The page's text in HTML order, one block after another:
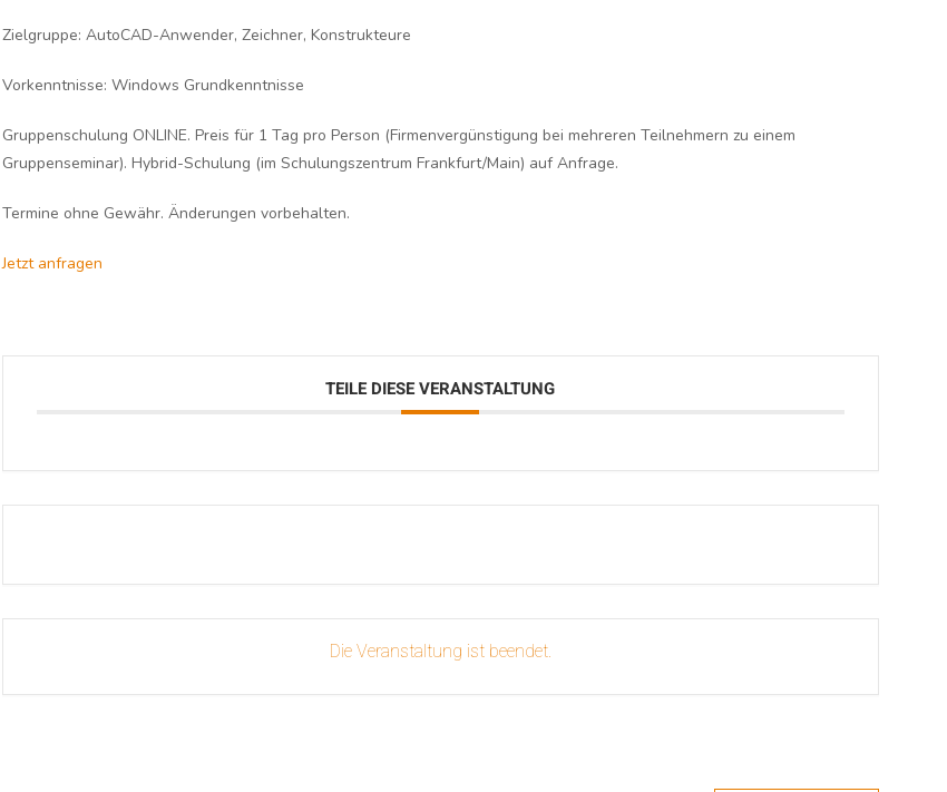
Zielgruppe: AutoCAD-Anwender, Zeichner, Konstrukteure
Vorkenntnisse: Windows Grundkenntnisse
Gruppenschulung ONLINE. Preis für 1 Tag pro Person (Firmenvergünstigung bei mehreren Teilnehmern zu einem
Gruppenseminar). Hybrid-Schulung (im Schulungszentrum Frankfurt/Main) auf Anfrage.
Termine ohne Gewähr. Änderungen vorbehalten.
Jetzt anfragen
TEILE DIESE VERANSTALTUNG
Die Veranstaltung ist beendet.